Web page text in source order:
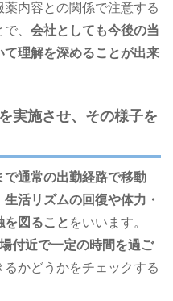
内容との関係で注意する
、 会社としても今後の当
理解を深めることが出来
実施させ、その様子を
通常の出勤経路で移動
活リズムの回復や体力・
を図ること をいいます。
付近で一定の時間を過ご
るかどうかをチェックする